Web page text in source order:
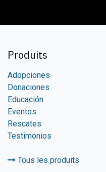
Produits
Adopciones
Donaciones
Educación
Eventos
Rescates
Testimonios
Tous les produits